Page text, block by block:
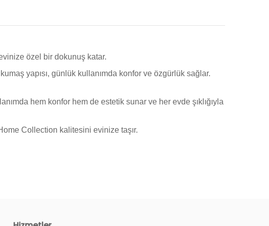
özel bir dokunuş katar.
yapısı, günlük kullanımda konfor ve özgürlük sağlar.
hem konfor hem de estetik sunar ve her evde şıklığıyla
Collection kalitesini evinize taşır.